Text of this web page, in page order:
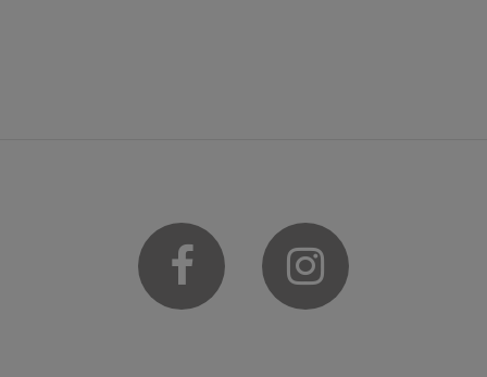
Facebook